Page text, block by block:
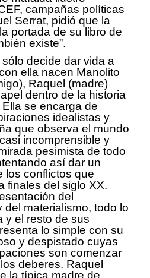
campañas políticas
Serrat, pidió que la
portada de su libro de
existe”.
decide dar vida a
ella nacen Manolito
Raquel (madre)
dentro de la historia
se encarga de
idealistas y
que observa el mundo
incomprensible y
pesimista de todo
así dar un
los conflictos que
finales del siglo XX.
del
materialismo, todo lo
y el resto de sus
lo simple con su
y despistado cuyas
son comenzar
deberes. Raquel
la típica madre de